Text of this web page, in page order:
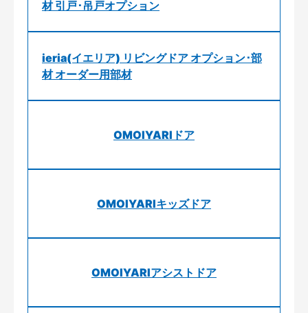
材 引戸･吊戸オプション
ieria(イエリア) リビングドア オプション･部
材 オーダー用部材
OMOIYARIドア
OMOIYARIキッズドア
OMOIYARIアシストドア